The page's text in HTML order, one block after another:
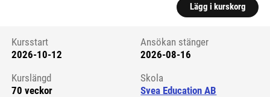
Lägg i kurskorg
Kursstart 6230220
Kursstart
2026-10-12
Ansökan stänger
2026-08-16
Kurslängd
70 veckor
Skola
Svea Education AB